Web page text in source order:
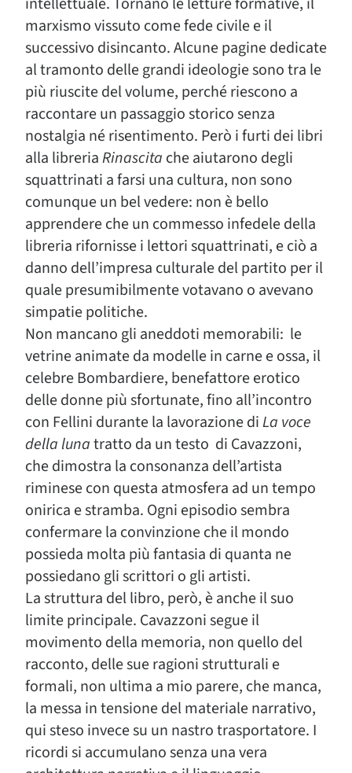
marxismo vissuto come fede civile e il
successivo disincanto. Alcune pagine dedicate
al tramonto delle grandi ideologie sono tra le
più riuscite del volume, perché riescono a
raccontare un passaggio storico senza
nostalgia né risentimento. Però i furti dei libri
alla libreriaRinascita che aiutarono degli
squattrinati a farsi una cultura, non sono
comunque un bel vedere: non è bello
apprendere che un commesso infedele della
libreria rifornisse i lettori squattrinati, e ciò a
danno dell’impresa culturale del partito per il
quale presumibilmente votavano o avevano
simpatie politiche.
Non mancano gli aneddoti memorabili: le
vetrine animate da modelle in carne e ossa, il
celebre Bombardiere, benefattore erotico
delle donne più sfortunate, fino all’incontro
con Fellini durante la lavorazione diLa voce
della lunatratto da un testo di Cavazzoni,
che dimostra la consonanza dell’artista
riminese con questa atmosfera ad un tempo
onirica e stramba. Ogni episodio sembra
confermare la convinzione che il mondo
possieda molta più fantasia di quanta ne
possiedano gli scrittori o gli artisti.
La struttura del libro, però, è anche il suo
limite principale. Cavazzoni segue il
movimento della memoria, non quello del
racconto, delle sue ragioni strutturali e
formali, non ultima a mio parere, che manca,
la messa in tensione del materiale narrativo,
qui steso invece su un nastro trasportatore. I
ricordi si accumulano senza una vera